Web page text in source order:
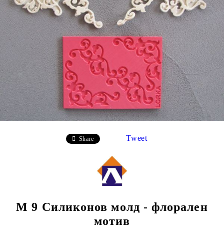
Share Tweet
M 9 Силиконов молд - флорален
мотив